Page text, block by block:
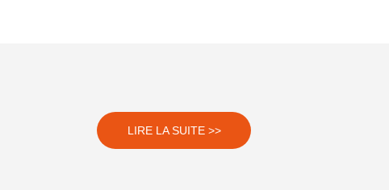
LIRE LA SUITE >>